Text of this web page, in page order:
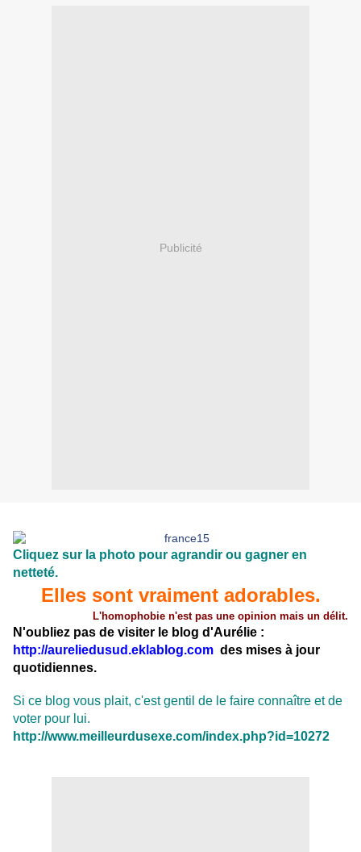
Publicité
Cliquez sur la photo pour agrandir ou gagner en
netteté.
Elles sont vraiment adorables.
L'homophobie n'est pas une opinion mais un délit.
N'oubliez pas de visiter le blog d'Aurélie :
http://aureliedusud.eklablog.com des mises à jour
quotidiennes.
Si ce blog vous plait, c'est gentil de le faire connaître et de
voter pour lui.
http://www.meilleurdusexe.com/index.php?id=10272